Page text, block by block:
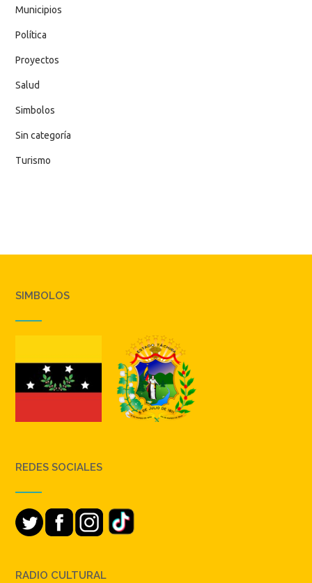
Municipios
Política
Proyectos
Salud
Simbolos
Sin categoría
Turismo
SIMBOLOS
REDES SOCIALES
RADIO CULTURAL